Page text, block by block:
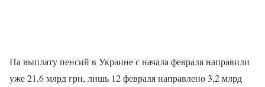
На выплату пенсий в Украине с начала февраля направили
уже 21,6 млрд грн, лишь 12 февраля направлено 3,2 млрд